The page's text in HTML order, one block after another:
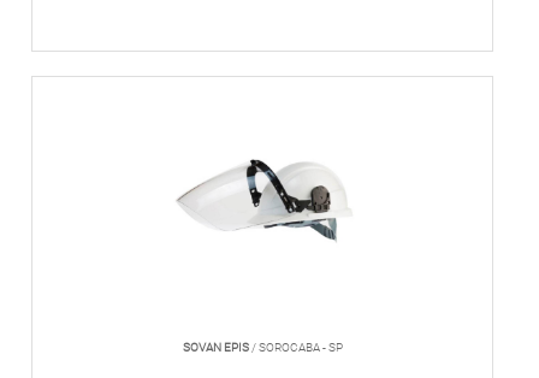
SOVAN EPIS/ SOROCABA - SP